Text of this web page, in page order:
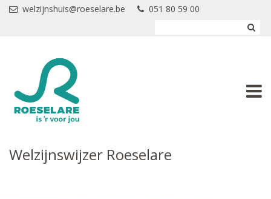
Overslaan en naar de inhoud gaan
welzijnshuis@roeselare.be 051 80 59 00
Welzijnswijzer Roeselare